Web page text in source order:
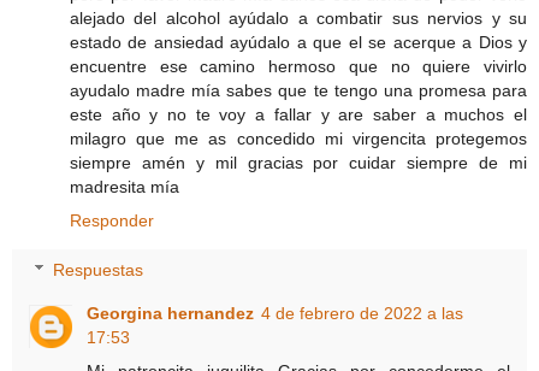
alejado del alcohol ayúdalo a combatir sus nervios y su
estado de ansiedad ayúdalo a que el se acerque a Dios y
encuentre ese camino hermoso que no quiere vivirlo
ayudalo madre mía sabes que te tengo una promesa para
este año y no te voy a fallar y are saber a muchos el
milagro que me as concedido mi virgencita protegemos
siempre amén y mil gracias por cuidar siempre de mi
madresita mía
Responder
Respuestas
Georgina hernandez 4 de febrero de 2022 a las
17:53